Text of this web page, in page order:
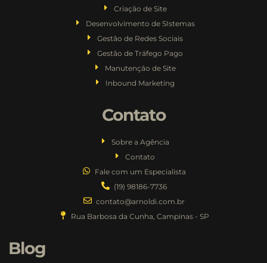
Criação de Site
Desenvolvimento de SIstemas
Gestão de Redes Sociais
Gestão de Tráfego Pago
Manutenção de Site
Inbound Marketing
Contato
Sobre a Agência
Contato
Fale com um Especialista
(19) 98186-7736
contato@arnoldi.com.br
Rua Barbosa da Cunha, Campinas - SP
Blog